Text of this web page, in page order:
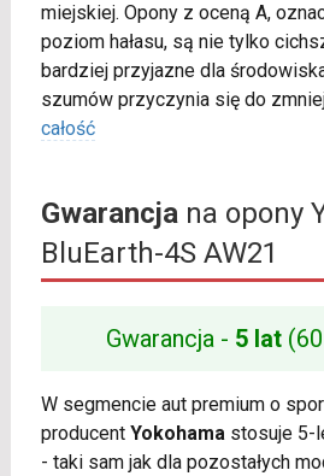
miejskiej. Opony z oceną A,
poziom hałasu, są nie tylko
bardziej przyjazne dla
szumów przyczynia się do
całość
Gwarancjana opony
BluEarth-4S AW21
Gwarancja - 5 lat
W segmencie aut premium o
producent Yokohamastosuje 5-
- taki sam jak dla pozostałych